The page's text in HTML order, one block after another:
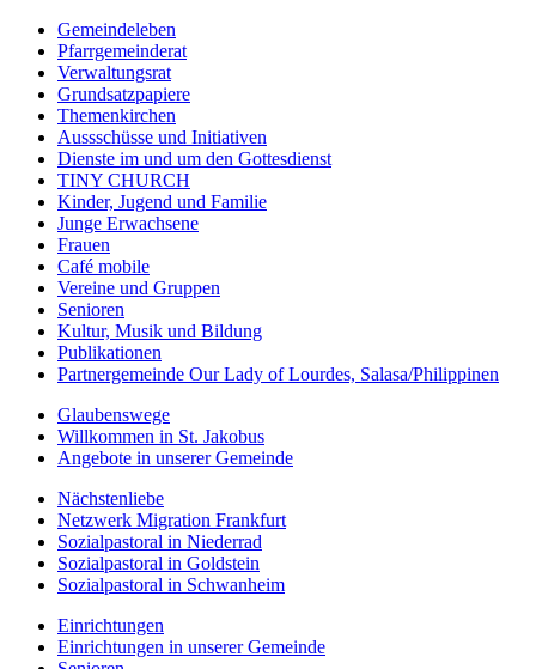
Gemeindeleben
Pfarrgemeinderat
Verwaltungsrat
Grundsatzpapiere
Themenkirchen
Aussschüsse und Initiativen
Dienste im und um den Gottesdienst
TINY CHURCH
Kinder, Jugend und Familie
Junge Erwachsene
Frauen
Café mobile
Vereine und Gruppen
Senioren
Kultur, Musik und Bildung
Publikationen
Partnergemeinde Our Lady of Lourdes, Salasa/Philippinen
Glaubenswege
Willkommen in St. Jakobus
Angebote in unserer Gemeinde
Nächstenliebe
Netzwerk Migration Frankfurt
Sozialpastoral in Niederrad
Sozialpastoral in Goldstein
Sozialpastoral in Schwanheim
Einrichtungen
Einrichtungen in unserer Gemeinde